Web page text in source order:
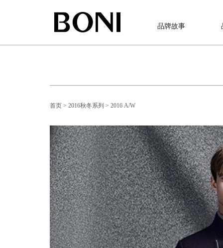
品牌故事
首页 > 2016秋冬系列 > 2016 A/W